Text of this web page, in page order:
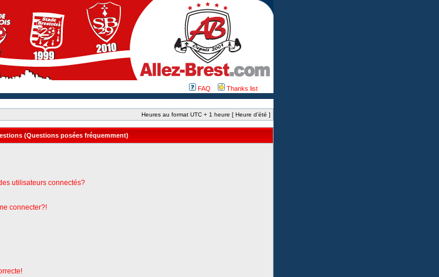
FAQ Thanks list
Heures au format UTC + 1 heure [ Heure d’été ]
(Questions posées fréquemment)
utilisateurs connectés?
connecter?!